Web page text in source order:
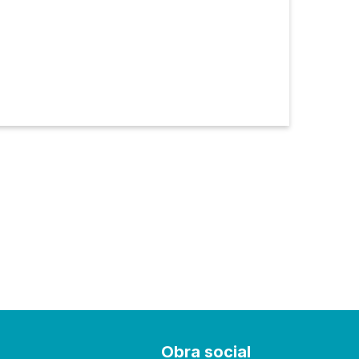
Obra social